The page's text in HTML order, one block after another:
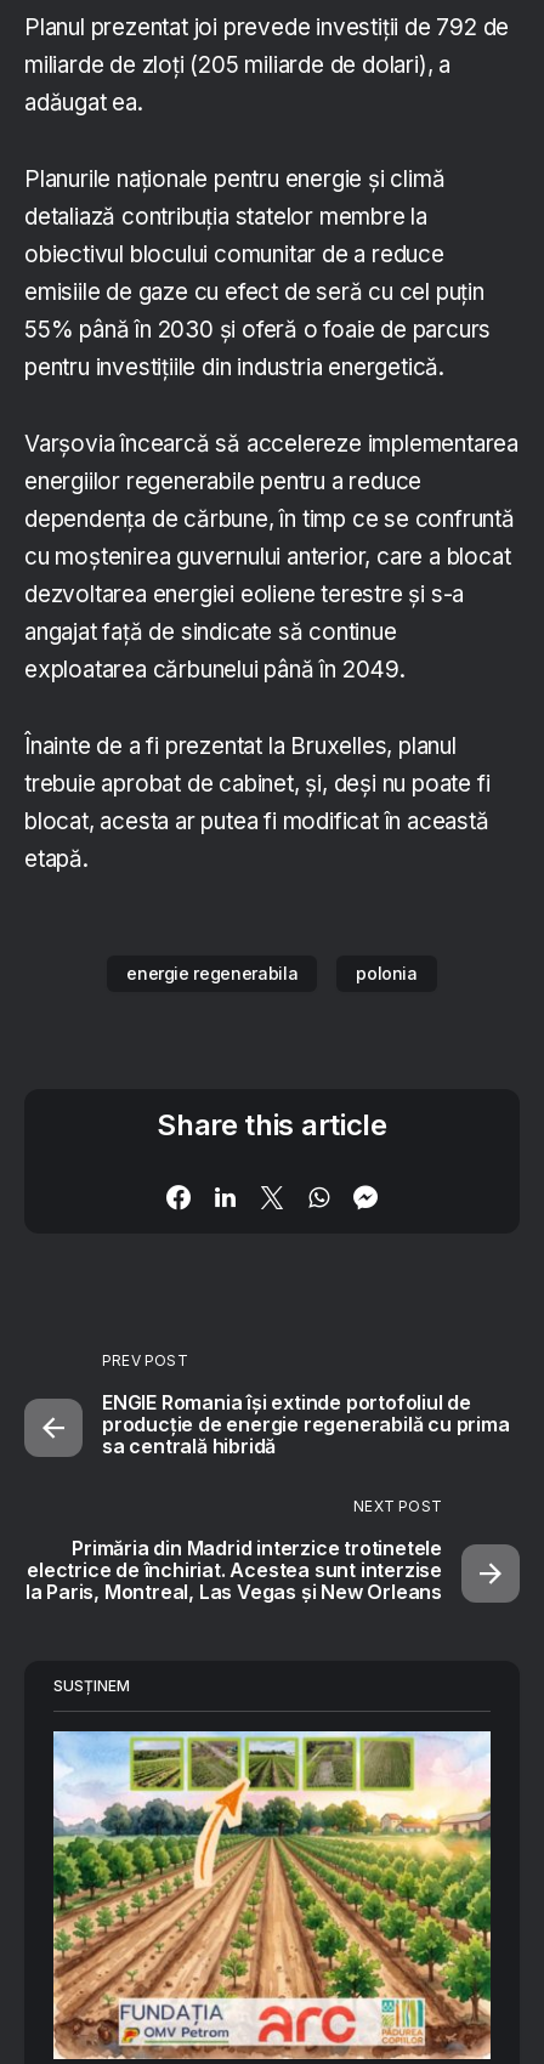
Planul prezentat joi prevede investiții de 792 de
miliarde de zloți (205 miliarde de dolari), a
adăugat ea.
Planurile naționale pentru energie și climă
detaliază contribuția statelor membre la
obiectivul blocului comunitar de a reduce
emisiile de gaze cu efect de seră cu cel puțin
55% până în 2030 și oferă o foaie de parcurs
pentru investițiile din industria energetică.
Varșovia încearcă să accelereze implementarea
energiilor regenerabile pentru a reduce
dependența de cărbune, în timp ce se confruntă
cu moștenirea guvernului anterior, care a blocat
dezvoltarea energiei eoliene terestre și s-a
angajat față de sindicate să continue
exploatarea cărbunelui până în 2049.
Înainte de a fi prezentat la Bruxelles, planul
trebuie aprobat de cabinet, și, deși nu poate fi
blocat, acesta ar putea fi modificat în această
etapă.
energie regenerabila polonia
Share this article
PREV POST
ENGIE Romania își extinde portofoliul de
producție de energie regenerabilă cu prima
sa centrală hibridă
NEXT POST
Primăria din Madrid interzice trotinetele
electrice de închiriat. Acestea sunt interzise
la Paris, Montreal, Las Vegas şi New Orleans
SUSȚINEM